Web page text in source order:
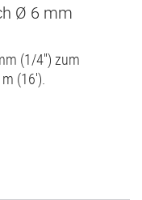
Ø 6 mm
(1/4'') zum
(16').